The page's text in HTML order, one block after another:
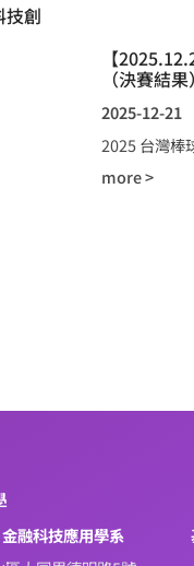
技創
【
（決賽結果）
2025-12-21
2025 台灣棒
more >
融科技應用學系